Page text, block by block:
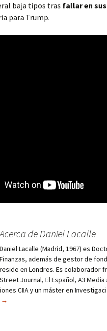
baja tipos tras fallar en
para Trump.
Acerca de Daniel Lacalle
Daniel Lacalle (Madrid, 1967) es
Finanzas, además de gestor de
reside en Londres. Es colaborador
Street Journal, El Español, A3
CIIA y un máster en
→